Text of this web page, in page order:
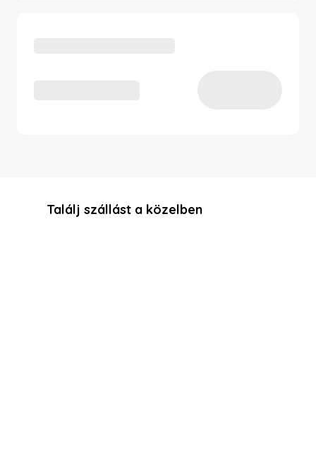
Találj szállást a közelben